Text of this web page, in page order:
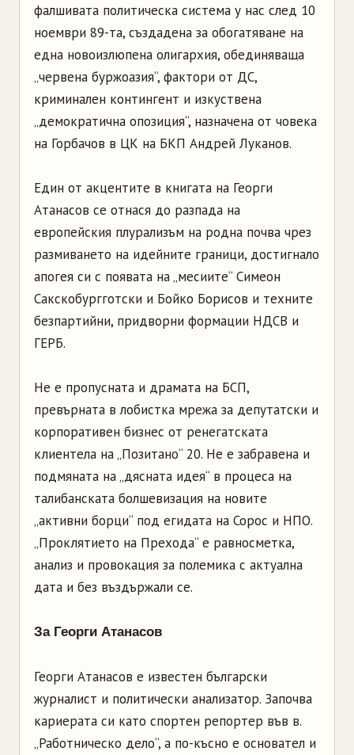
фалшивата политическа система у нас след 10
ноември 89-та, създадена за обогатяване на
една новоизлюпена олигархия, обединяваща
„червена буржоазия“, фактори от ДС,
криминален контингент и изкуствена
„демократична опозиция“, назначена от човека
на Горбачов в ЦК на БКП Андрей Луканов.
Един от акцентите в книгата на Георги
Атанасов се отнася до разпада на
европейския плурализъм на родна почва чрез
размиването на идейните граници, достигнало
апогея си с появата на „месиите“ Симеон
Сакскобургготски и Бойко Борисов и техните
безпартийни, придворни формации НДСВ и
ГЕРБ.
Не е пропусната и драмата на БСП,
превърната в лобистка мрежа за депутатски и
корпоративен бизнес от ренегатската
клиентела на „Позитано“ 20. Не е забравена и
подмяната на „дясната идея“ в процеса на
талибанската болшевизация на новите
„активни борци“ под егидата на Сорос и НПО.
„Проклятието на Прехода“ е равносметка,
анализ и провокация за полемика с актуална
дата и без въздържали се.
За Георги Атанасов
Георги Атанасов е известен български
журналист и политически анализатор. Започва
кариерата си като спортен репортер във в.
„Работническо дело“, а по-късно е основател и